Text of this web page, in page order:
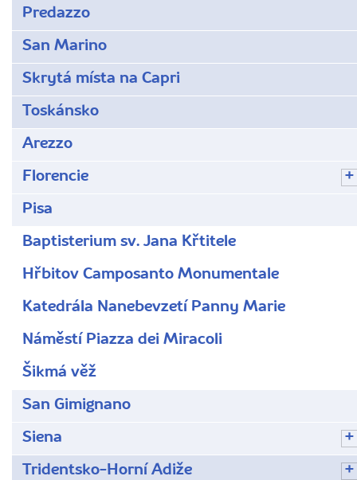
Predazzo
San Marino
Skrytá místa na Capri
Toskánsko
Arezzo
Florencie
Pisa
Baptisterium sv. Jana Křtitele
Hřbitov Camposanto Monumentale
Katedrála Nanebevzetí Panny Marie
Náměstí Piazza dei Miracoli
Šikmá věž
San Gimignano
Siena
Tridentsko-Horní Adiže